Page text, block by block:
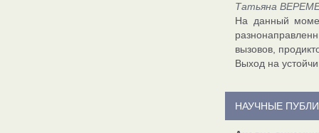
Татьяна
На данный
вызовов,
Выход на
НАУЧНЫЕ